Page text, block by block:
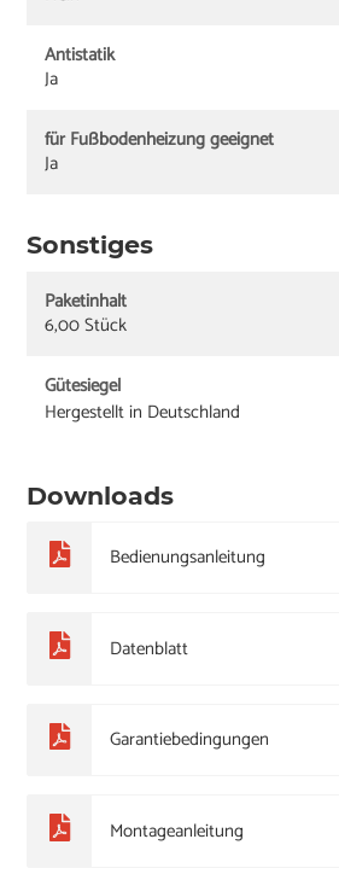
Antistatik
Ja
für Fußbodenheizung geeignet
Ja
Sonstiges
Paketinhalt
6,00 Stück
Gütesiegel
Hergestellt in Deutschland
Downloads
Bedienungsanleitung
Datenblatt
Garantiebedingungen
Montageanleitung